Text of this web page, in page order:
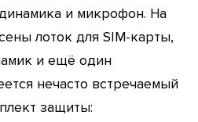
и микрофон. На
лоток для SIM-карты,
и ещё один
нечасто встречаемый
защиты: